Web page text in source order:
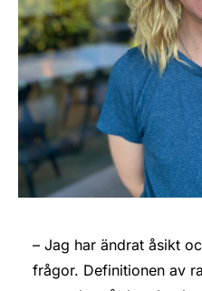
– Jag har ändrat åsikt
frågor. Definitionen av